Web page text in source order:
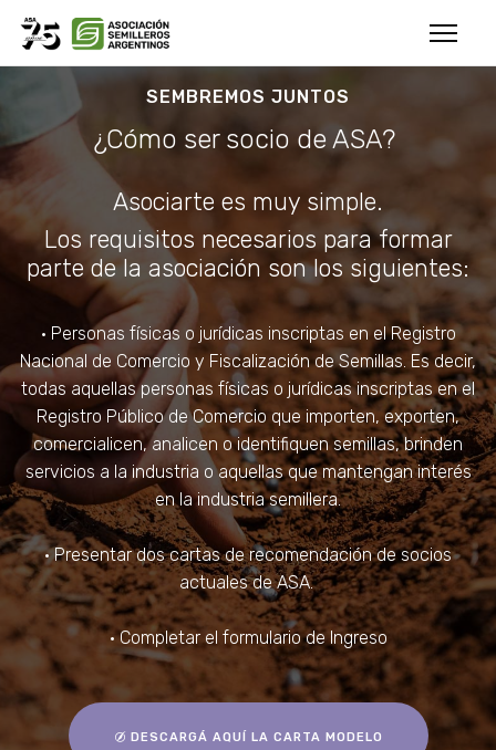
SEMBREMOS JUNTOS
¿Cómo ser socio de ASA?
Asociarte es muy simple.
Los requisitos necesarios para formar
parte de la asociación son los siguientes:
• Personas físicas o jurídicas inscriptas en el Registro
Nacional de Comercio y Fiscalización de Semillas. Es decir,
todas aquellas personas físicas o jurídicas inscriptas en el
Registro Público de Comercio que importen, exporten,
comercialicen, analicen o identifiquen semillas, brinden
servicios a la industria o aquellas que mantengan interés
en la industria semillera.
• Presentar dos cartas de recomendación de socios
actuales de ASA.
• Completar el formulario de Ingreso
DESCARGÁ AQUÍ LA CARTA MODELO